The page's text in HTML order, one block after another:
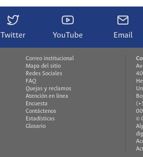
Twitter YouTube Email
Correo institucional
Mapa del sitio
Redes Sociales
FAQ
Quejas y reclamos
Atención en línea
Encuesta
Contáctenos
Estadísticas
Glosario
©